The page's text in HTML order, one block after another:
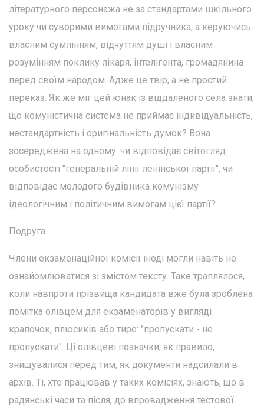
літературного персонажа не за стандартами шкільного
уроку чи суворими вимогами підручника, а керуючись
власним сумлінням, відчуттям душі і власним
розумінням поклику лікаря, інтелігента, громадянина
перед своїм народом. Адже це твір, а не простий
переказ. Як же міг цей юнак із віддаленого села знати,
що комуністична система не приймає індивідуальність,
нестандартність і оригінальність думок? Вона
зосереджена на одному: чи відповідає світогляд
особистості "генеральній лінії ленінської партії", чи
відповідає молодого будівника комунізму
ідеологічним і політичним вимогам цієї партії?
Подруга
Члени екзаменаційної комісії іноді могли навіть не
ознайомлюватися зі змістом тексту. Таке траплялося,
коли навпроти прізвища кандидата вже була зроблена
помітка олівцем для екзаменаторів у вигляді
крапочок, плюсиків або тире: "пропускати - не
пропускати". Ці олівцеві позначки, як правило,
знищувалися перед тим, як документи надсилали в
архів. Ті, хто працював у таких комісіях, знають, що в
радянські часи та після, до впровадження тестової